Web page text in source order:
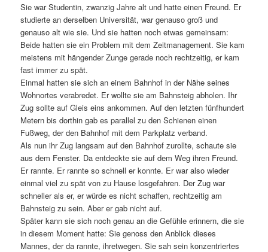
Sie war Studentin, zwanzig Jahre alt und hatte einen Freund. Er
studierte an derselben Universität, war genauso groß und
genauso alt wie sie. Und sie hatten noch etwas gemeinsam:
Beide hatten sie ein Problem mit dem Zeitmanagement. Sie kam
meistens mit hängender Zunge gerade noch rechtzeitig, er kam
fast immer zu spät.
Einmal hatten sie sich an einem Bahnhof in der Nähe seines
Wohnortes verabredet. Er wollte sie am Bahnsteig abholen. Ihr
Zug sollte auf Gleis eins ankommen. Auf den letzten fünfhundert
Metern bis dorthin gab es parallel zu den Schienen einen
Fußweg, der den Bahnhof mit dem Parkplatz verband.
Als nun ihr Zug langsam auf den Bahnhof zurollte, schaute sie
aus dem Fenster. Da entdeckte sie auf dem Weg ihren Freund.
Er rannte. Er rannte so schnell er konnte. Er war also wieder
einmal viel zu spät von zu Hause losgefahren. Der Zug war
schneller als er, er würde es nicht schaffen, rechtzeitig am
Bahnsteig zu sein. Aber er gab nicht auf.
Später kann sie sich noch genau an die Gefühle erinnern, die sie
in diesem Moment hatte: Sie genoss den Anblick dieses
Mannes, der da rannte, ihretwegen. Sie sah sein konzentriertes